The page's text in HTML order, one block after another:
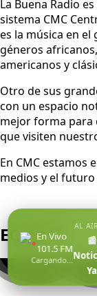
●En Vivo
101.5 FM
Cargando...
AL
📰
Ya
La Buena Radio
sistema CMC
es la música en el
géneros
americanos y
Otro de sus
con un espacio
mejor forma para
que visiten
En CMC estamos
medios y el
EQUIPO